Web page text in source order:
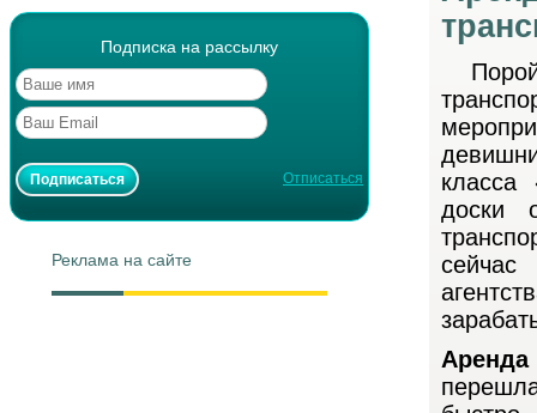
Подписка на рассылку
Отписаться
Реклама на сайте
класса
доски
сейчас
Аренда